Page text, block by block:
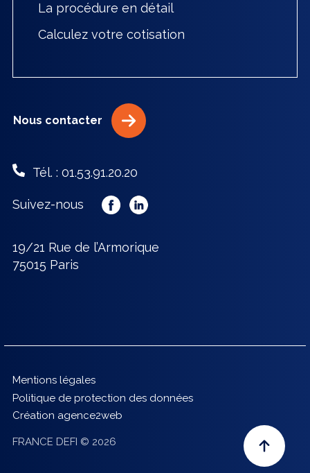
La procédure en détail
Calculez votre cotisation
Nous contacter
Tél. : 01.53.91.20.20
Suivez-nous
19/21 Rue de l’Armorique
75015 Paris
Mentions légales
Politique de protection des données
Création agence2web
FRANCE DEFI © 2026